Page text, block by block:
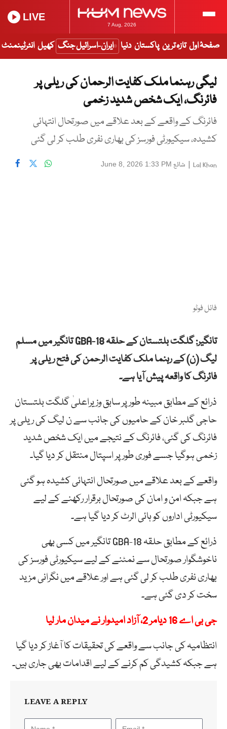
7 Aug, 2026
LIVE
صفحۂ اول تازہ ترین پاکستان دنیا ایران-اسرائیل جنگ کھیل انٹرٹینمنٹ
لیگی رہنما ملک کفایت الرحمان کی ریلی پر
فائرنگ، ایک شخص شدید زخمی
فائرنگ کے واقعے کے بعد علاقے میں صورتحال انتہائی
کشیدہ، سیکیورٹی فورسز کی بھاری نفری طلب کر لی گئی
Lal Khan
| شائع June 8, 2026 1:33 PM
فائل فوٹو
تانگیر: گلگت بلتستان کے حلقہ GBA-18 تانگیر میں مسلم
لیگ (ن) کے رہنما ملک کفایت الرحمن کی فتح ریلی پر
فائرنگ کا واقعہ پیش آیا ہے۔
ذرائع کے مطابق مبینہ طور پر سابق وزیراعلیٰ گلگت بلتستان
حاجی گلبر خان کے حامیوں کی جانب سے ن لیگ کی ریلی پر
فائرنگ کی گئی، فائرنگ کے نتیجے میں ایک شخص شدید
زخمی ہوگیا جسے فوری طور پر اسپتال منتقل کر دیا گیا۔
واقعے کے بعد علاقے میں صورتحال انتہائی کشیدہ ہو گئی
ہے جبکہ امن و امان کی صورتحال برقرار رکھنے کے لیے
سیکیورٹی اداروں کو ہائی الرٹ کر دیا گیا ہے۔
ذرائع کے مطابق حلقہ GBA-18 تانگیر میں کسی بھی
ناخوشگوار صورتحال سے نمٹنے کے لیے سیکیورٹی فورسز کی
بھاری نفری طلب کر لی گئی ہے اور علاقے میں نگرانی مزید
سخت کر دی گئی ہے۔
جی بی اے 16 دیامر 2، آزاد امیدوار نے میدان مار لیا
انتظامیہ کی جانب سے واقعے کی تحقیقات کا آغاز کر دیا گیا
ہے جبکہ کشیدگی کم کرنے کے لیے اقدامات بھی جاری ہیں۔
LEAVE A REPLY